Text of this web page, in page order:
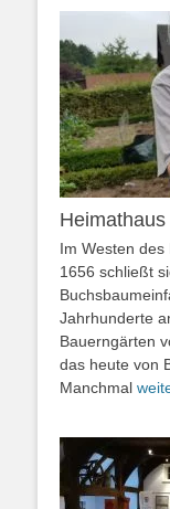
Im Westen
1656 schließt
Jahrhunderte
Bauerngärten
das heute von
Manchmal